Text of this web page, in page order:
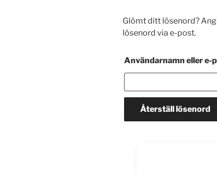
Glömt ditt lösenord?
lösenord via e-post.
Användarnamn eller e-
Återställ lösenord